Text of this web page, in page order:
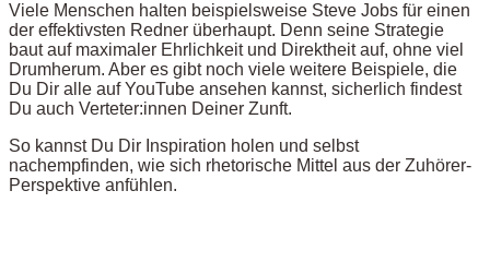
Viele Menschen halten beispielsweise Steve Jobs für einen
der effektivsten Redner überhaupt. Denn seine Strategie
baut auf maximaler Ehrlichkeit und Direktheit auf, ohne viel
Drumherum. Aber es gibt noch viele weitere Beispiele, die
Du Dir alle auf YouTube ansehen kannst, sicherlich findest
Du auch Verteter:innen Deiner Zunft.
So kannst Du Dir Inspiration holen und selbst
nachempfinden, wie sich rhetorische Mittel aus der Zuhörer-
Perspektive anfühlen.